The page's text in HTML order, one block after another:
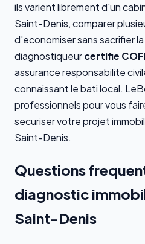
ils varient librement d'un
Saint-Denis, comparer
d'economiser sans sacrifier
diagnostiqueurcertifie
assurance responsabilite
connaissant le bati local.
professionnels pour vous
securiser votre projet
Saint-Denis.
Questions
diagnostic
Saint-Denis